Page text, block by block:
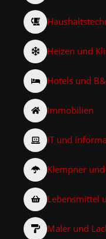
Heizen und
Hotels und
Immobilien
IT und
Klempner
Lebensmittel
Maler und